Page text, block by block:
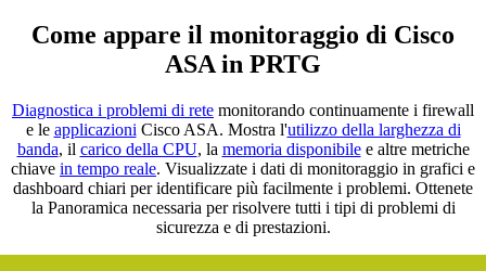
Come appare il monitoraggio di Cisco
ASA in PRTG
Diagnostica i problemi di rete monitorando continuamente i firewall
e le applicazioni Cisco ASA. Mostra l'utilizzo della larghezza di
banda, il carico della CPU, la memoria disponibilee altre metriche
chiave in tempo reale. Visualizzate i dati di monitoraggio in grafici e
dashboard chiari per identificare più facilmente i problemi. Ottenete
la Panoramica necessaria per risolvere tutti i tipi di problemi di
sicurezza e di prestazioni.